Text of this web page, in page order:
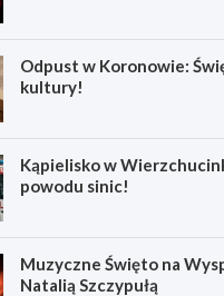
Odpust w Koronowie:
kultury!
Kąpielisko w
powodu sinic!
Muzyczne Święto na
Natalią Szczypułą